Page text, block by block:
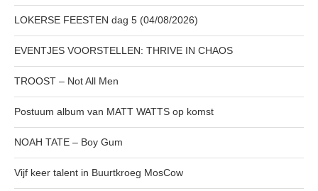
LOKERSE FEESTEN dag 5 (04/08/2026)
EVENTJES VOORSTELLEN: THRIVE IN CHAOS
TROOST – Not All Men
Postuum album van MATT WATTS op komst
NOAH TATE – Boy Gum
Vijf keer talent in Buurtkroeg MosCow